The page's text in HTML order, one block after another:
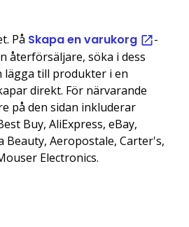
På Skapa en varukorg
-
återförsäljare, söka i dess
till produkter i en
direkt. För närvarande
på den sidan inkluderar
Buy, AliExpress, eBay,
Beauty, Aeropostale, Carter's,
Electronics.